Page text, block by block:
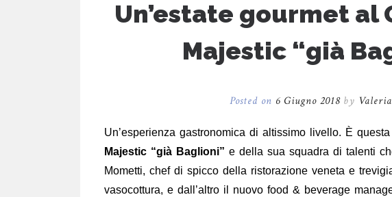
Un’estate gourmet al
Majestic “già
Posted on 6 Giugno 2018 by
Un’esperienza gastronomica di altissimo livello. È questa
Majestic “già Baglioni” e della sua squadra di talenti
Mometti, chef di spicco della ristorazione veneta e
vasocottura, e dall’altro il nuovo food & beverage